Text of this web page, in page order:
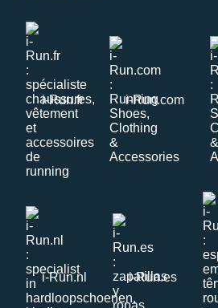
i-Run.fr i-Run.com
i-Run.nl i-Run.es